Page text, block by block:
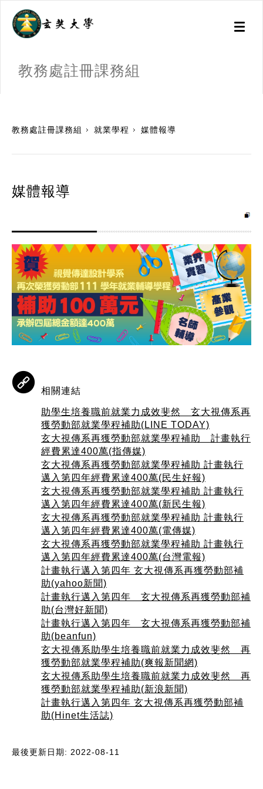
Toggle
教務處註冊課務組
教務處註冊課務組 就業學程 媒體報導
媒體報導
相關連結
助學生培養職前就業力成效斐然 玄大視傳系再
獲勞動部就業學程補助(LINE TODAY)
玄大視傳系再獲勞動部就業學程補助 計畫執行
經費累達400萬(指傳媒)
玄大視傳系再獲勞動部就業學程補助 計畫執行
邁入第四年經費累達400萬(民生好報)
玄大視傳系再獲勞動部就業學程補助 計畫執行
邁入第四年經費累達400萬(新民生報)
玄大視傳系再獲勞動部就業學程補助 計畫執行
邁入第四年經費累達400萬(電傳媒)
玄大視傳系再獲勞動部就業學程補助 計畫執行
邁入第四年經費累達400萬(台灣電報)
計畫執行邁入第四年 玄大視傳系再獲勞動部補
助(yahoo新聞)
計畫執行邁入第四年 玄大視傳系再獲勞動部補
助(台灣好新聞)
計畫執行邁入第四年 玄大視傳系再獲勞動部補
助(beanfun)
玄大視傳系助學生培養職前就業力成效斐然 再
獲勞動部就業學程補助(爽報新聞網)
玄大視傳系助學生培養職前就業力成效斐然 再
獲勞動部就業學程補助(新浪新聞)
計畫執行邁入第四年 玄大視傳系再獲勞動部補
助(Hinet生活誌)
最後更新日期: 2022-08-11